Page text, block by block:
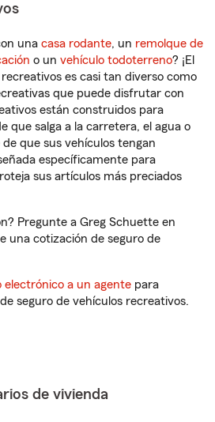
una casa rodante, un remolque de
o un vehículo todoterreno? ¡El
es casi tan diverso como
que puede disfrutar con
están construidos para
que salga a la carretera, el agua o
de que sus vehículos tengan
específicamente para
sus artículos más preciados
Pregunte a Greg Schuette en
una cotización de seguro de
electrónico a un agente para
seguro de vehículos recreativos.
de vivienda